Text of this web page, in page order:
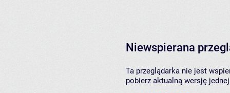
Niewspierana
Ta przeglądarka nie jest
pobierz aktualną wersję